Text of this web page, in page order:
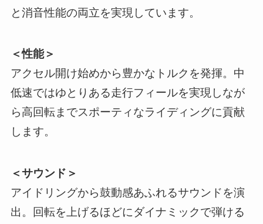
と消音性能の両立を実現しています。
＜性能＞
アクセル開け始めから豊かなトルクを発揮。中
低速ではゆとりある走行フィールを実現しなが
ら高回転までスポーティなライディングに貢献
します。
＜サウンド＞
アイドリングから鼓動感あふれるサウンドを演
出。回転を上げるほどにダイナミックで弾ける